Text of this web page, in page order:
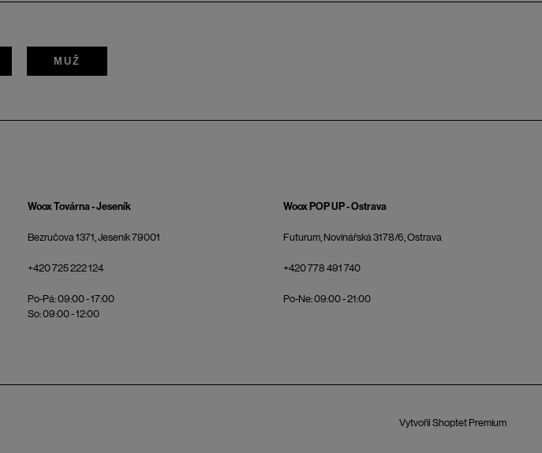
MUŽ
Woox Továrna - Jeseník
Bezručova 1371, Jeseník 79001
+420 725 222 124
Po-Pá: 09:00 - 17:00
So: 09:00 - 12:00
Woox POP UP - Ostrava
Futurum, Novinářská 3178/6, Ostrava
+420 778 491 740
Po-Ne: 09:00 - 21:00
Vytvořil Shoptet Premium